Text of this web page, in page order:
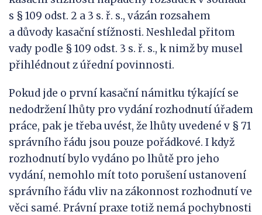
s § 109 odst. 2 a 3 s. ř. s., vázán rozsahem
a důvody kasační stížnosti. Neshledal přitom
vady podle § 109 odst. 3 s. ř. s., k nimž by musel
přihlédnout z úřední povinnosti.
Pokud jde o první kasační námitku týkající se
nedodržení lhůty pro vydání rozhodnutí úřadem
práce, pak je třeba uvést, že lhůty uvedené v § 71
správního řádu jsou pouze pořádkové. I když
rozhodnutí bylo vydáno po lhůtě pro jeho
vydání, nemohlo mít toto porušení ustanovení
správního řádu vliv na zákonnost rozhodnutí ve
věci samé. Právní praxe totiž nemá pochybnosti